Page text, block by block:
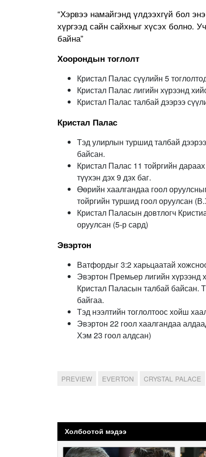
“Хэрвээ намайгэнд үлдээхгүй бол
хүргээд сайн сайхныг хүсэх болно.
байна”
Хоорондын тоглолт
Кристал Палас сүүлийн 5
Кристал Палас лигийн хүрээнд
Кристал Палас талбай дээрээ
Кристал Палас
Тэд улирлын туршид талбай
байсан.
Кристал Палас 11 тойргийн
түүхэн дэх 9 дэх баг.
Өөрийн хаалгандаа гоол
тойргийн туршид гоол оруулсан
Кристал Паласын довтлогч
оруулсан (5-р сард)
Эвэртон
Ватфордыг 3:2 харьцаатай
Эвэртон Премьер лигийн хүрээнд
Кристал Паласын талбай байсан.
байгаа.
Тэд нээлтийн тоглолтоос хойш
Эвэртон 22 гоол хаалгандаа
Хэм 23 гоол алдсан)
PREVIEW EVERTON CRYSTAL PALACE
Холбоотой мэдээ